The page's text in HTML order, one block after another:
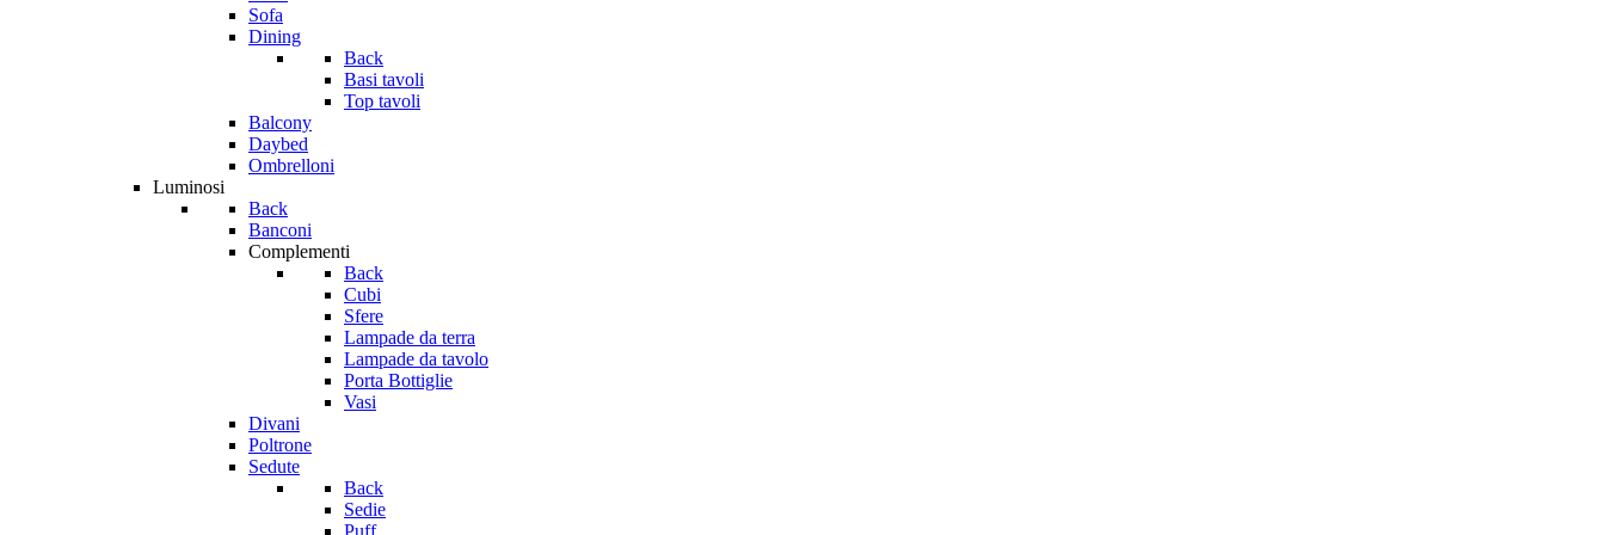
Sofa
Dining
Back
Basi tavoli
Top tavoli
Balcony
Daybed
Ombrelloni
Luminosi
Back
Banconi
Complementi
Back
Cubi
Sfere
Lampade da terra
Lampade da tavolo
Porta Bottiglie
Vasi
Divani
Poltrone
Sedute
Back
Sedie
Puff